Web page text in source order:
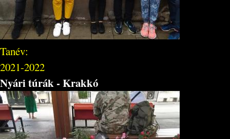
Tanév:
2021-2022
Nyári túrák - Krakkó